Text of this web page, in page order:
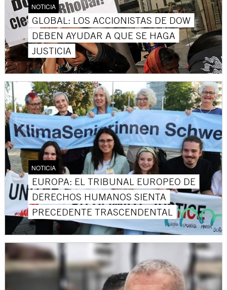
NOTICIA
GLOBAL: LOS ACCIONISTAS DE DOW
DEBEN AYUDAR A QUE SE HAGA
JUSTICIA
NOTICIA
EUROPA: EL TRIBUNAL EUROPEO DE
DERECHOS HUMANOS SIENTA
PRECEDENTE TRASCENDENTAL